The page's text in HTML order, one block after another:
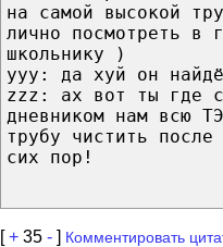
на самой высокой
лично посмотреть в
школьнику )
yyy: да хуй он
zzz: ах вот ты где
дневником нам всю
трубу чистить
сих пор!
[+ 35 - ] Комментировать